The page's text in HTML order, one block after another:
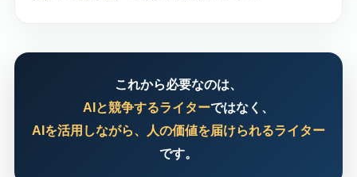
これから必要なのは、
AIと競争するライターではなく、
AIを活用しながら、人の価値を届けられるライター
です。